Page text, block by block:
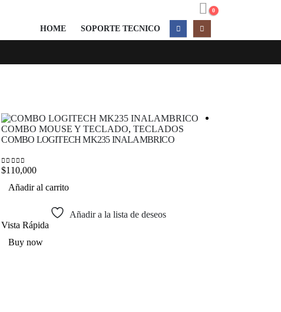
0
HOME SOPORTE TECNICO
COMBO MOUSE Y TECLADO,TECLADOS
COMBO LOGITECH MK235 INALAMBRICO
0out of 5
$110,000
Añadir al carrito
Añadir a la lista de deseos
Vista Rápida
Buy now